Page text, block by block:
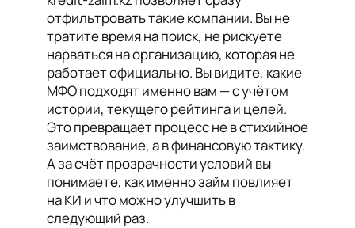
отфильтровать такие компании. Вы не
тратите время на поиск, не рискуете
нарваться на организацию, которая не
работает официально. Вы видите, какие
МФО подходят именно вам — с учётом
истории, текущего рейтинга и целей.
Это превращает процесс не в стихийное
заимствование, а в финансовую тактику.
А за счёт прозрачности условий вы
понимаете, как именно займ повлияет
на КИ и что можно улучшить в
следующий раз.